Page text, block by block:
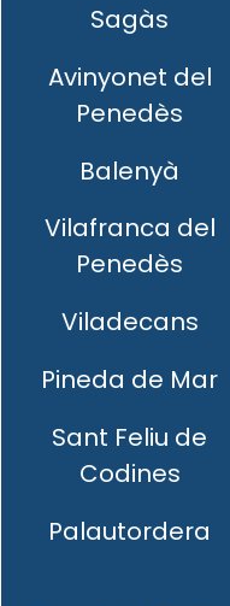
Sagàs
Avinyonet del
Penedès
Balenyà
Vilafranca del
Penedès
Viladecans
Pineda de Mar
Sant Feliu de
Codines
Palautordera